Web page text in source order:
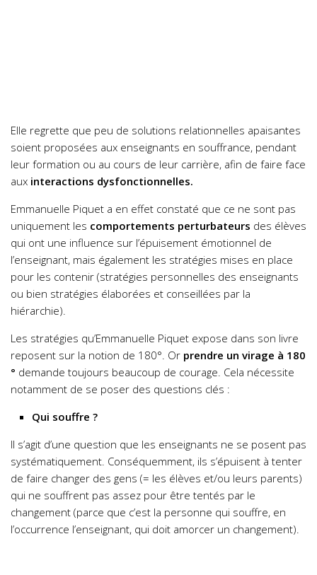
Elle regrette que peu de solutions relationnelles apaisantes
soient proposées aux enseignants en souffrance, pendant
leur formation ou au cours de leur carrière, afin de faire face
aux interactions dysfonctionnelles.
Emmanuelle Piquet a en effet constaté que ce ne sont pas
uniquement les comportements perturbateurs des élèves
qui ont une influence sur l’épuisement émotionnel de
l’enseignant, mais également les stratégies mises en place
pour les contenir (stratégies personnelles des enseignants
ou bien stratégies élaborées et conseillées par la
hiérarchie).
Les stratégies qu’Emmanuelle Piquet expose dans son livre
reposent sur la notion de 180°. Or prendre un virage à 180
° demande toujours beaucoup de courage. Cela nécessite
notamment de se poser des questions clés :
Qui souffre ?
Il s’agit d’une question que les enseignants ne se posent pas
systématiquement. Conséquemment, ils s’épuisent à tenter
de faire changer des gens (= les élèves et/ou leurs parents)
qui ne souffrent pas assez pour être tentés par le
changement (parce que c’est la personne qui souffre, en
l’occurrence l’enseignant, qui doit amorcer un changement).